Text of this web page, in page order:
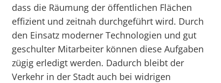
dass die Räumung der öffentlichen Flächen
effizient und zeitnah durchgeführt wird. Durch
den Einsatz moderner Technologien und gut
geschulter Mitarbeiter können diese Aufgaben
zügig erledigt werden. Dadurch bleibt der
Verkehr in der Stadt auch bei widrigen